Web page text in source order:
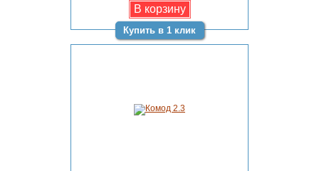
Купить в 1 клик